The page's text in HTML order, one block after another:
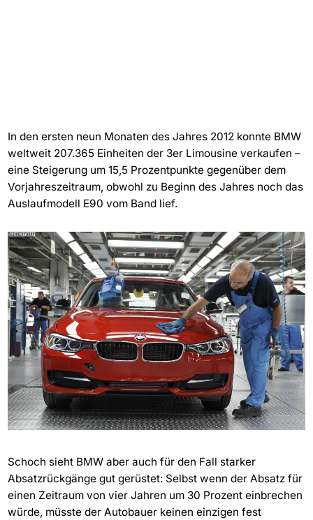
In den ersten neun Monaten des Jahres 2012 konnte BMW
weltweit 207.365 Einheiten der 3er Limousine verkaufen –
eine Steigerung um 15,5 Prozentpunkte gegenüber dem
Vorjahreszeitraum, obwohl zu Beginn des Jahres noch das
Auslaufmodell E90 vom Band lief.
Schoch sieht BMW aber auch für den Fall starker
Absatzrückgänge gut gerüstet: Selbst wenn der Absatz für
einen Zeitraum von vier Jahren um 30 Prozent einbrechen
würde, müsste der Autobauer keinen einzigen fest